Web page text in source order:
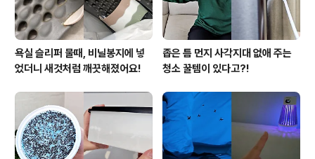
욕실 슬리퍼 물때, 비닐봉지에 넣
었더니 새것처럼 깨끗해졌어요!
좁은 틈 먼지 사각지대 없애 주는
청소 꿀템이 있다고?!